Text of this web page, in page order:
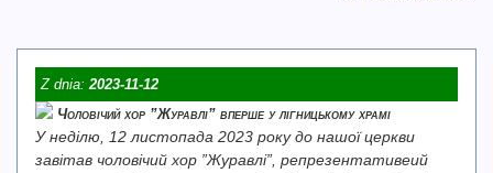
Z dnia:2023-11-12
Чоловічий хор ”Журавлі” вперше у лігницькому храмі
У неділю, 12 листопада 2023 року до нашої церкви
завітав чоловічий хор ”Журавлі”, репрезентативеий